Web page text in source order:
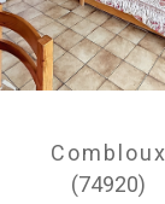
Combloux
(74920)